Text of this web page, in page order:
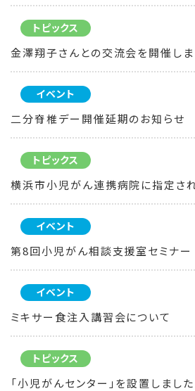
トピックス
金澤翔子さんとの交流会を開催しま
イベント
二分脊椎デー開催延期のお知らせ
トピックス
横浜市小児がん連携病院に指定さ
イベント
第8回小児がん相談支援室セミナー
イベント
ミキサー食注入講習会について
トピックス
「小児がんセンター」を設置しました